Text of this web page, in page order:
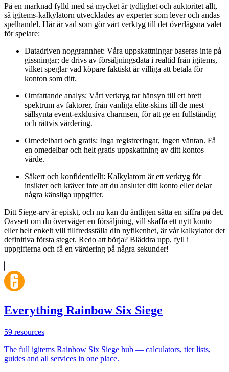
På en marknad fylld med så mycket är tydlighet och auktoritet allt,
så igitems-kalkylatorn utvecklades av experter som lever och andas
spelhandel. Här är vad som gör vårt verktyg till det överlägsna valet
för spelare:
Datadriven noggrannhet: Våra uppskattningar baseras inte på
gissningar; de drivs av försäljningsdata i realtid från igitems,
vilket speglar vad köpare faktiskt är villiga att betala för
konton som ditt.
Omfattande analys: Vårt verktyg tar hänsyn till ett brett
spektrum av faktorer, från vanliga elite-skins till de mest
sällsynta event-exklusiva charmsen, för att ge en fullständig
och rättvis värdering.
Omedelbart och gratis: Inga registreringar, ingen väntan. Få
en omedelbar och helt gratis uppskattning av ditt kontos
värde.
Säkert och konfidentiellt: Kalkylatorn är ett verktyg för
insikter och kräver inte att du ansluter ditt konto eller delar
några känsliga uppgifter.
Ditt Siege-arv är episkt, och nu kan du äntligen sätta en siffra på det.
Oavsett om du överväger en försäljning, vill skaffa ett nytt konto
eller helt enkelt vill tillfredsställa din nyfikenhet, är vår kalkylator det
definitiva första steget. Redo att börja? Bläddra upp, fyll i
uppgifterna och få en värdering på några sekunder!
Everything Rainbow Six Siege
59 resources
The full igitems Rainbow Six Siege hub — calculators, tier lists,
guides and all services in one place.